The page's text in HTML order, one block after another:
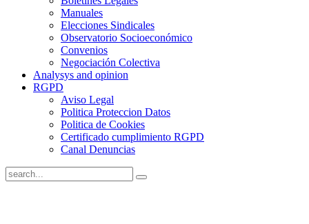
Manuales
Elecciones Sindicales
Observatorio Socioeconómico
Convenios
Negociación Colectiva
Analysys and opinion
RGPD
Aviso Legal
Politica Proteccion Datos
Politica de Cookies
Certificado cumplimiento RGPD
Canal Denuncias